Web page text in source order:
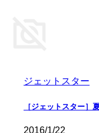
ジェットスター
［ジェットスター］
2016/1/22